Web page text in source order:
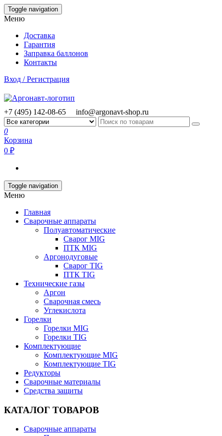
Skip
to
content
Toggle navigation
Меню
Доставка
Гарантия
Заправка баллонов
Контакты
Вход / Регистрация
+7 (495) 142-08-65 info@argonavt-shop.ru
0
Корзина
0 ₽
Toggle navigation
Меню
Главная
Сварочные аппараты
Полуавтоматические
Сварог MIG
ПТК MIG
Аргонодуговые
Сварог TIG
ПТК TIG
Технические газы
Аргон
Сварочная смесь
Углекислота
Горелки
Горелки MIG
Горелки TIG
Комплектующие
Комплектующие MIG
Комплектующие TIG
Редукторы
Сварочные материалы
Средства защиты
КАТАЛОГ ТОВАРОВ
Сварочные аппараты